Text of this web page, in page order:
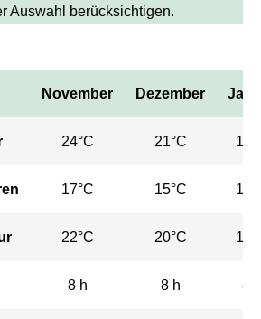
Auswahl berücksichtigen.
November Dezember
24°C 21°C
17°C 15°C
22°C 20°C
8 h 8 h 8 h